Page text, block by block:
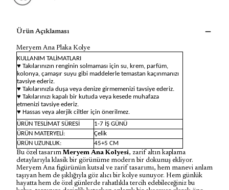
Ürün Açıklaması
Meryem Ana Plaka Kolye
KULLANIM TALİMATLARI
♥ Takılarınızın renginin solmaması için su, krem, parfüm,
kolonya, çamaşır suyu gibi maddelerle temastan kaçınmanızı
tavsiye ederiz.
♥ Takılarınızla duşa veya denize girmemenizi tavsiye ederiz.
♥ Takılarınızı kapalı bir kutuda veya kesede muhafaza
etmenizi tavsiye ederiz.
♥ Hassas veya alerjik ciltler için önerilmez.
ÜRÜN TESLİMAT SÜRESİ
1-7 İŞ GÜNÜ
ÜRÜN MATERYELİ:
Çelik
ÜRÜN UZUNLUK:
45+5 CM
Bu özel tasarım Meryem Ana Kolyesi, zarif altın kaplama
detaylarıyla klasik bir görünüme modern bir dokunuş ekliyor.
Meryem Ana figürünün kutsal ve zarif tasarımı, hem manevi anlam
taşıyan hem de şıklığıyla göz alıcı bir kolye sunuyor. Hem günlük
hayatta hem de özel günlerde rahatlıkla tercih edebileceğiniz bu